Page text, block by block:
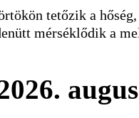
tetőzik a
mérséklődik a